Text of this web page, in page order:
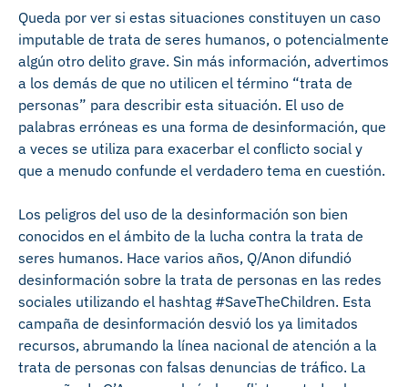
Queda por ver si estas situaciones constituyen un caso
imputable de trata de seres humanos, o potencialmente
algún otro delito grave. Sin más información, advertimos
a los demás de que no utilicen el término “trata de
personas” para describir esta situación. El uso de
palabras erróneas es una forma de desinformación, que
a veces se utiliza para exacerbar el conflicto social y
que a menudo confunde el verdadero tema en cuestión.
Los peligros del uso de la desinformación son bien
conocidos en el ámbito de la lucha contra la trata de
seres humanos. Hace varios años, Q/Anon difundió
desinformación sobre la trata de personas en las redes
sociales utilizando el hashtag #SaveTheChildren. Esta
campaña de desinformación desvió los ya limitados
recursos, abrumando la línea nacional de atención a la
trata de personas con falsas denuncias de tráfico. La